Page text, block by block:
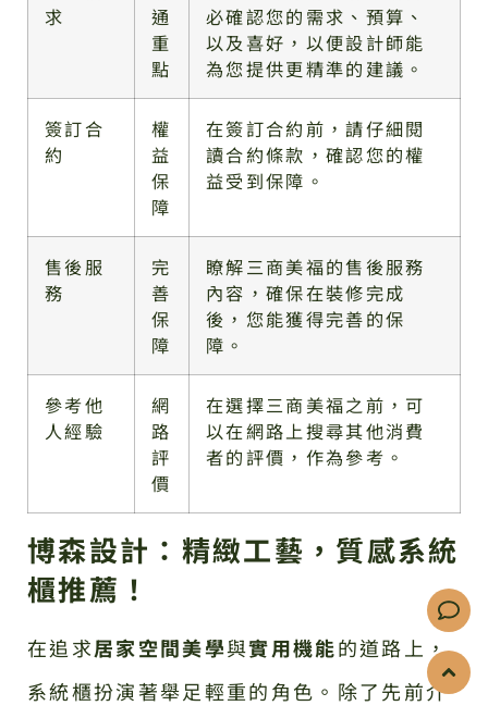
求
通
重
點
必確認您的需求、預算、
以及喜好，以便設計師能
為您提供更精準的建議。
簽訂合
約
權
益
保
障
在簽訂合約前，請仔細閱
讀合約條款，確認您的權
益受到保障。
售後服
務
完
善
保
障
瞭解三商美福的售後服務
內容，確保在裝修完成
後，您能獲得完善的保
障。
參考他
人經驗
網
路
評
價
在選擇三商美福之前，可
以在網路上搜尋其他消費
者的評價，作為參考。
博森設計：精緻工藝，質感系統
櫃推薦！
在追求居家空間美學與實用機能的道路上，
系統櫃扮演著舉足輕重的角色。除了先前介